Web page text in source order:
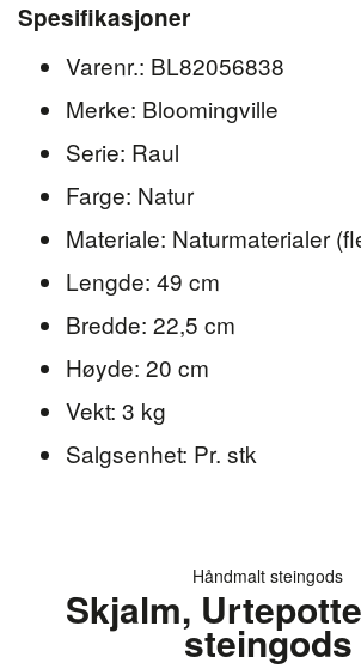
Spesifikasjoner
Varenr.: BL82056838
Merke: Bloomingville
Serie: Raul
Farge: Natur
Materiale: Naturmaterialer
Lengde: 49 cm
Bredde: 22,5 cm
Høyde: 20 cm
Vekt: 3 kg
Salgsenhet: Pr. stk
Håndmalt steingods
Skjalm,
steingods